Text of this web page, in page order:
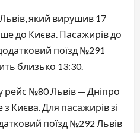
який вирушив 17
до Києва. Пасажирів до
поїзд №291
близько 13:30.
№80 Львів — Дніпро
Києва. Для пасажирів зі
поїзд №292 Львів